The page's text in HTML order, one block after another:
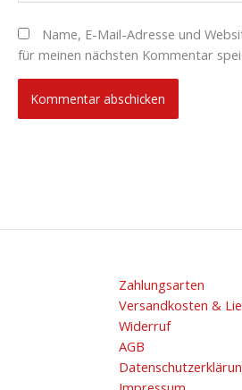
Name, E-Mail-Adresse und
für meinen nächsten Kommentar
Zahlungsarten
Versandkosten &
Widerruf
AGB